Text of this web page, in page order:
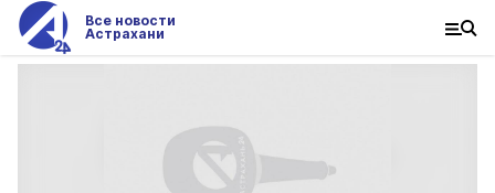
Все новости
Астрахани